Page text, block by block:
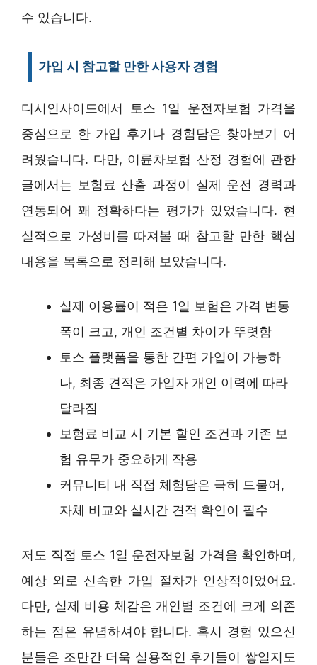
수 있습니다.
가입 시 참고할 만한 사용자 경험
디시인사이드에서 토스 1일 운전자보험 가격을
중심으로 한 가입 후기나 경험담은 찾아보기 어
려웠습니다. 다만, 이륜차보험 산정 경험에 관한
글에서는 보험료 산출 과정이 실제 운전 경력과
연동되어 꽤 정확하다는 평가가 있었습니다. 현
실적으로 가성비를 따져볼 때 참고할 만한 핵심
내용을 목록으로 정리해 보았습니다.
실제 이용률이 적은 1일 보험은 가격 변동
폭이 크고, 개인 조건별 차이가 뚜렷함
토스 플랫폼을 통한 간편 가입이 가능하
나, 최종 견적은 가입자 개인 이력에 따라
달라짐
보험료 비교 시 기본 할인 조건과 기존 보
험 유무가 중요하게 작용
커뮤니티 내 직접 체험담은 극히 드물어,
자체 비교와 실시간 견적 확인이 필수
저도 직접 토스 1일 운전자보험 가격을 확인하며,
예상 외로 신속한 가입 절차가 인상적이었어요.
다만, 실제 비용 체감은 개인별 조건에 크게 의존
하는 점은 유념하셔야 합니다. 혹시 경험 있으신
분들은 조만간 더욱 실용적인 후기들이 쌓일지도